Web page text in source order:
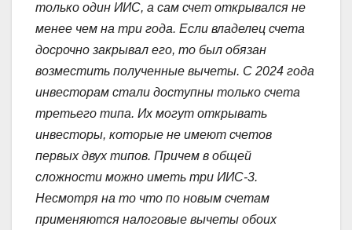
только один ИИС, а сам счет открывался не
менее чем на три года. Если владелец счета
досрочно закрывал его, то был обязан
возместить полученные вычеты. С 2024 года
инвесторам стали доступны только счета
третьего типа. Их могут открывать
инвесторы, которые не имеют счетов
первых двух типов. Причем в общей
сложности можно иметь три ИИС-3.
Несмотря на то что по новым счетам
применяются налоговые вычеты обоих